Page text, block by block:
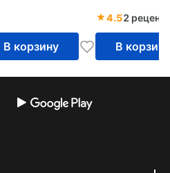
В корзину
4.52
В корзину